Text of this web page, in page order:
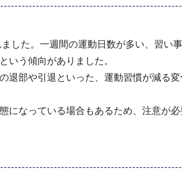
した。一週間の運動日数が多い、習い
いう傾向がありました。
部や引退といった、運動習慣が減る
なっている場合もあるため、注意が必